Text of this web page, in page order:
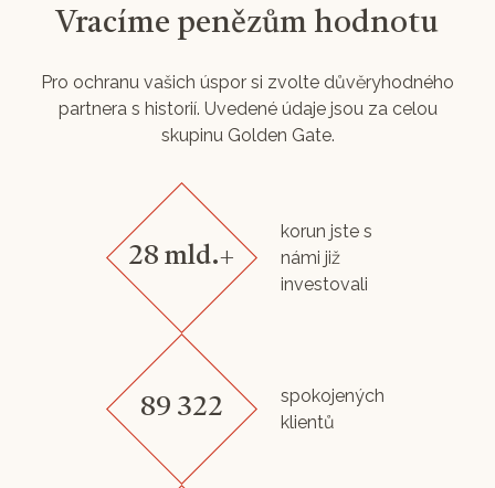
Vracíme penězům hodnotu
Pro ochranu vašich úspor si zvolte důvěryhodného
partnera s historií. Uvedené údaje jsou za celou
skupinu Golden Gate.
28 mld.+
korun jste s
námi již
investovali
89 322
spokojených
klientů